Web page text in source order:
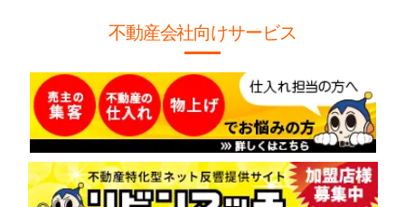
不動産会社向けサービス